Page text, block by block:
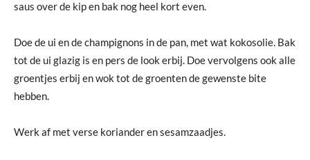
saus over de kip en bak nog heel kort even.
Doe de ui en de champignons in de pan, met wat kokosolie. Bak
tot de ui glazig is en pers de look erbij. Doe vervolgens ook alle
groentjes erbij en wok tot de groenten de gewenste bite
hebben.
Werk af met verse koriander en sesamzaadjes.